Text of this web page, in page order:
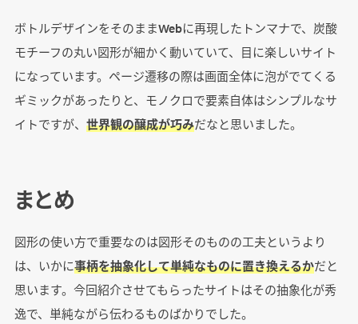
ボトルデザインをそのままWebに再現したトンマナで、炭酸
モチーフの丸い図形が細かく動いていて、目に楽しいサイト
になっています。ページ遷移の際は画面全体に泡がでてくる
ギミックがあったりと、モノクロで要素自体はシンプルなサ
イトですが、 世界観の醸成が巧みだなと思いました。
まとめ
図形の使い方で重要なのは図形そのものの工夫というより
は、いかに事柄を抽象化して単純なものに置き換えるかだと
思います。今回紹介させてもらったサイトはその抽象化が秀
逸で、単純ながら伝わるものばかりでした。